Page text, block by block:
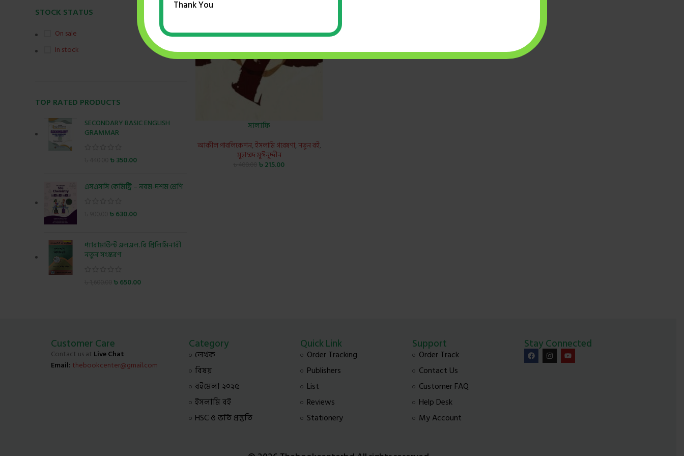
STOCK STATUS
On sale
In stock
TOP RATED PRODUCTS
SECONDARY BASIC ENGLISH
GRAMMAR
৳350.00
এসএসসি কেমিস্ট্রি – নবম-দশম শ্রেণি
৳630.00
প্যারামাউন্ট এলএল.বি প্রিলিমিনারী
নতুন সংস্করণ
৳650.00
সালাফি
আকীল পাবলিকেশন,ইসলামি গবেষণা,নতুন বই,
মুহাম্মদ মুঈনুদ্দীন
৳215.00
Customer Care
Contact us at Live Chat
Email: thebookcenter@gmail.com
Category
লেখক
বিষয়
বইমেলা ২০২৫
ইসলামি বই
HSC ও ভর্তি প্রস্তুতি
Quick Link
Order Tracking
Publishers
List
Reviews
Stationery
Support
Order Track
Contact Us
Customer FAQ
Help Desk
My Account
Stay Connected
Thank You